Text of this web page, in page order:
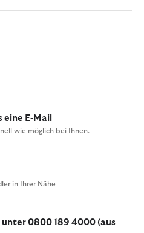
eine E-Mail
wie möglich bei Ihnen.
in Ihrer Nähe
unter 0800 189 4000 (aus